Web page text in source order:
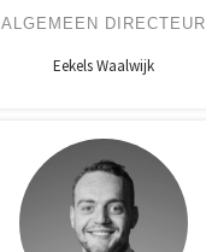
ALGEMEEN DIRECTEUR
Eekels Waalwijk